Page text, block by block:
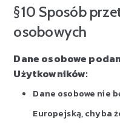
§10 Sposób
osobowych
Dane osobowe
Użytkowników:
Dane osobowe nie
Europejską, chyba